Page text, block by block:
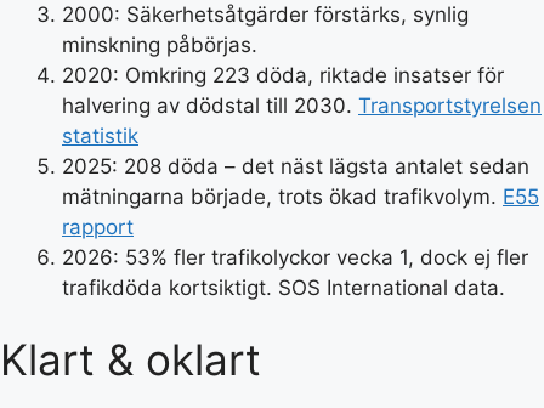
2000: Säkerhetsåtgärder förstärks, synlig
minskning påbörjas.
2020: Omkring 223 döda, riktade insatser för
halvering av dödstal till 2030. Transportstyrelsen
statistik
2025: 208 döda – det näst lägsta antalet sedan
mätningarna började, trots ökad trafikvolym. E55
rapport
2026: 53% fler trafikolyckor vecka 1, dock ej fler
trafikdöda kortsiktigt. SOS International data.
Klart & oklart